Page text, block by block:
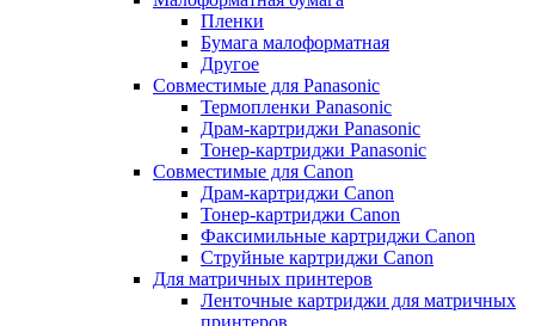
Пленки
Бумага малоформатная
Другое
Совместимые для Panasonic
Термопленки Panasonic
Драм-картриджи Panasonic
Тонер-картриджи Panasonic
Совместимые для Canon
Драм-картриджи Canon
Тонер-картриджи Canon
Факсимильные картриджи Canon
Струйные картриджи Canon
Для матричных принтеров
Ленточные картриджи для матричных
принтеров